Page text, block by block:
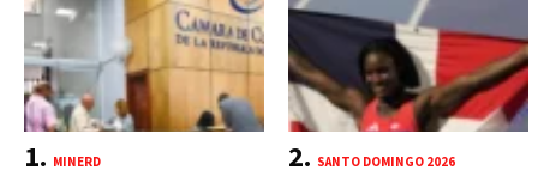
MINERD SANTO DOMINGO 2026